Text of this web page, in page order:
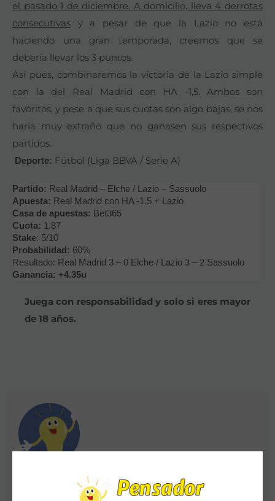
el pasado 1 de diciembre. A domicilio, lleva 4 derrotas
consecutivas y a pesar de que la Lazio no está
haciendo una gran temporada, creemos que se
debería llevar los 3 puntos.
Así pues, combinaremos la victoria de la Lazio simple
con la del Real Madrid con HA -1,5. Ambos son
favoritos, y pese a que sus cuotas son algo bajas, se nos
haría muy extraño que no ganasen sus respectivos
partidos.
Deporte: Fútbol (Liga BBVA / Serie A)
Partido: Real Madrid – Elche / Lazio – Sassuolo
Apuesta: Real Madrid con HA -1,5 + Lazio
Casa de apuestas: Bet365
Cuota: 1.87
Stake: 5/10
Probabilidad: 60%
Resultado: Real Madrid 3 – 0 Elche / Lazio 3 – 2 Sassuolo
Ganancia: +4.35u
Juega con responsabilidad y solo si eres mayor
de 18 años.
Pensador de Apuestas